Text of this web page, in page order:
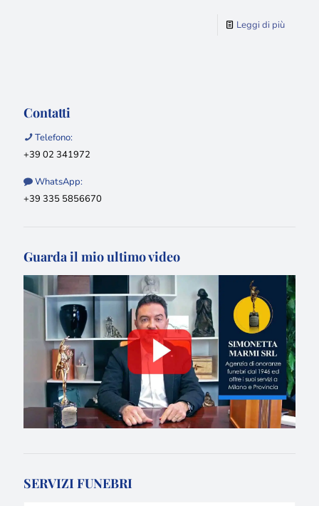
Leggi di più
Contatti
Telefono:
+39 02 341972
WhatsApp:
+39 335 5856670
Guarda il mio ultimo video
SERVIZI FUNEBRI